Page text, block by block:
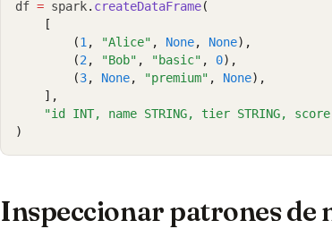
df = spark. createDataFrame(
    [
        (
1 , "Alice" , None, None),
        (
2 , "Bob" , "basic" , 0),
        (
3, None, "premium" , None),
    ],
"id INT, name STRING, tier STRING,
)
Inspeccionar patrones de